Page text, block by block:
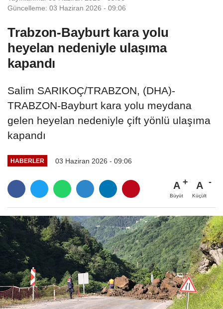
Güncelleme: 03 Haziran 2026 - 09:06
Trabzon-Bayburt kara yolu
heyelan nedeniyle ulaşıma
kapandı
Salim SARIKOÇ/TRABZON, (DHA)-
TRABZON-Bayburt kara yolu meydana
gelen heyelan nedeniyle çift yönlü ulaşıma
kapandı
HABERLER 03 Haziran 2026 - 09:06
A
Büyüt
A
Küçült